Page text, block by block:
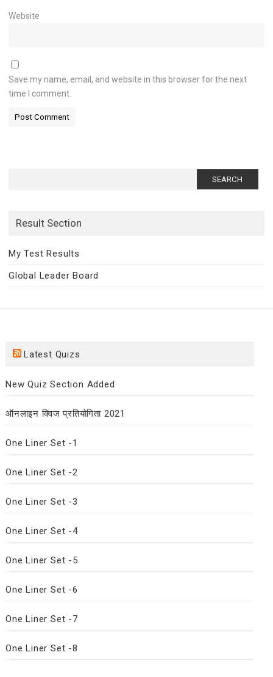
Website
Save my name, email, and website in this browser for the next
time I comment.
Result Section
My Test Results
Global Leader Board
Latest Quizs
New Quiz Section Added
ऑनलाइन क्विज प्रतियोगिता 2021
One Liner Set -1
One Liner Set -2
One Liner Set -3
One Liner Set -4
One Liner Set -5
One Liner Set -6
One Liner Set -7
One Liner Set -8